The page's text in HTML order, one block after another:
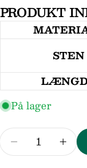
PRODUKT
STEN
På lager
Reducer
Din
email
Din
telefon
Din
besked
Felterne